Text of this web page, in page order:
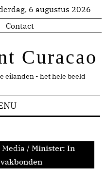
6 augustus 2026
Contact
Curacao
eilanden - het hele beeld
Media / Minister: In